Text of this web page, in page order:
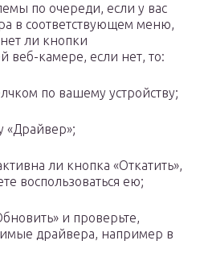
по очереди, если у вас
в соответствующем меню,
ли кнопки
веб-камере, если нет, то:
по вашему устройству;
«Драйвер»;
ли кнопка «Откатить»,
воспользоваться ею;
и проверьте,
драйвера, например в